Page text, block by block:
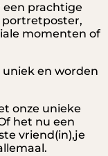
prachtige
momenten of
en worden
onze unieke
het nu een
vriend(in),je